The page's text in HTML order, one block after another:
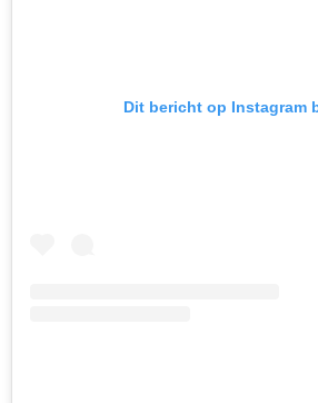
Dit bericht op Instagram